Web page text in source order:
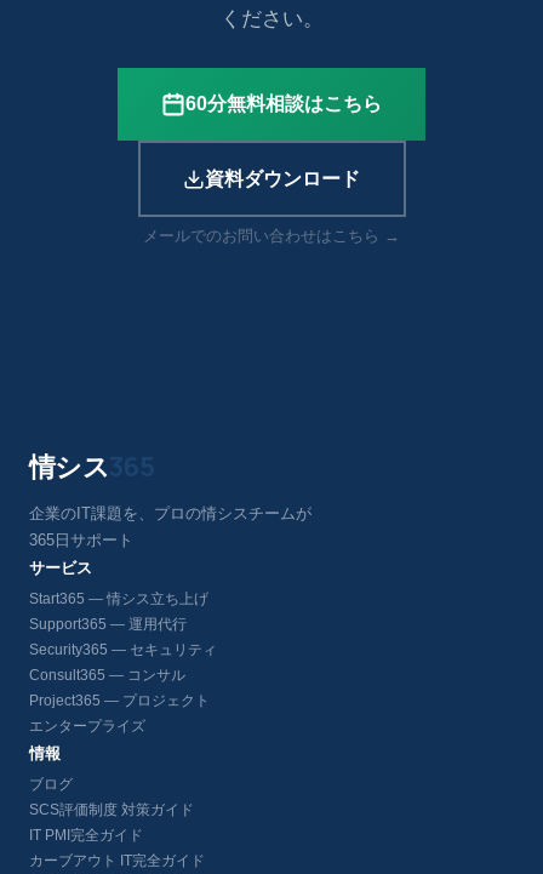
ください。
60分無料相談はこちら
資料ダウンロード
メールでのお問い合わせはこちら →
情シス365
企業のIT課題を、プロの情シスチームが
365日サポート
サービス
Start365 — 情シス立ち上げ
Support365 — 運用代行
Security365 — セキュリティ
Consult365 — コンサル
Project365 — プロジェクト
エンタープライズ
情報
ブログ
SCS評価制度 対策ガイド
IT PMI完全ガイド
カーブアウト IT完全ガイド